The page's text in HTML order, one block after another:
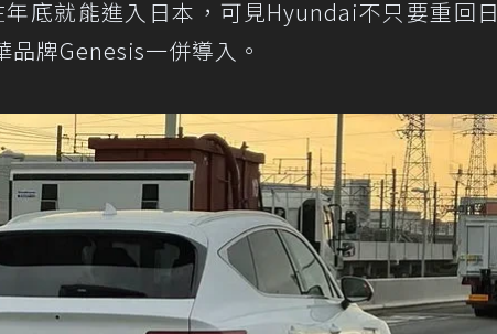
底就能進入日本，可見Hyundai不只要重回
牌Genesis一併導入。